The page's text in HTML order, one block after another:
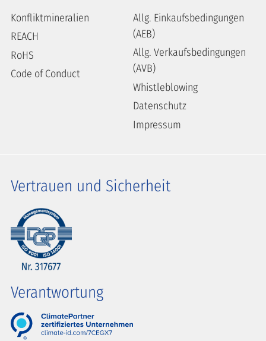
Konfliktmineralien
REACH
RoHS
Code of Conduct
Allg. Einkaufsbedingungen
(AEB)
Allg. Verkaufsbedingungen
(AVB)
Whistleblowing
Datenschutz
Impressum
Vertrauen und Sicherheit
Verantwortung